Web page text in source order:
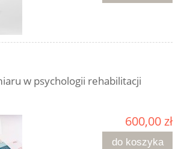
w psychologii rehabilitacji
600,00 zł
do koszyka